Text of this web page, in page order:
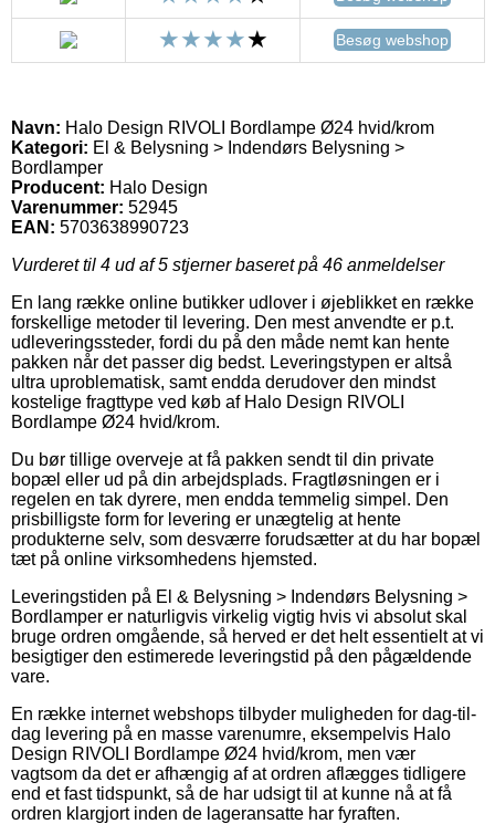
Besøg webshop
Navn: Halo Design RIVOLI Bordlampe Ø24 hvid/krom
Kategori: El & Belysning > Indendørs Belysning >
Bordlamper
Producent: Halo Design
Varenummer: 52945
EAN: 5703638990723
Vurderet til 4 ud af 5 stjerner baseret på 46 anmeldelser
En lang række online butikker udlover i øjeblikket en række
forskellige metoder til levering. Den mest anvendte er p.t.
udleveringssteder, fordi du på den måde nemt kan hente
pakken når det passer dig bedst. Leveringstypen er altså
ultra uproblematisk, samt endda derudover den mindst
kostelige fragttype ved køb af Halo Design RIVOLI
Bordlampe Ø24 hvid/krom.
Du bør tillige overveje at få pakken sendt til din private
bopæl eller ud på din arbejdsplads. Fragtløsningen er i
regelen en tak dyrere, men endda temmelig simpel. Den
prisbilligste form for levering er unægtelig at hente
produkterne selv, som desværre forudsætter at du har bopæl
tæt på online virksomhedens hjemsted.
Leveringstiden på El & Belysning > Indendørs Belysning >
Bordlamper er naturligvis virkelig vigtig hvis vi absolut skal
bruge ordren omgående, så herved er det helt essentielt at vi
besigtiger den estimerede leveringstid på den pågældende
vare.
En række internet webshops tilbyder muligheden for dag-til-
dag levering på en masse varenumre, eksempelvis Halo
Design RIVOLI Bordlampe Ø24 hvid/krom, men vær
vagtsom da det er afhængig af at ordren aflægges tidligere
end et fast tidspunkt, så de har udsigt til at kunne nå at få
ordren klargjort inden de lageransatte har fyraften.